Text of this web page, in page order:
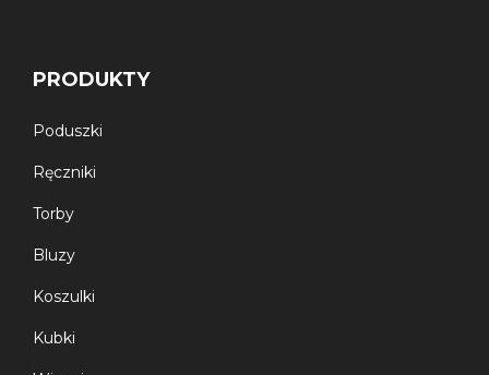
PRODUKTY
Poduszki
Ręczniki
Torby
Bluzy
Koszulki
Kubki